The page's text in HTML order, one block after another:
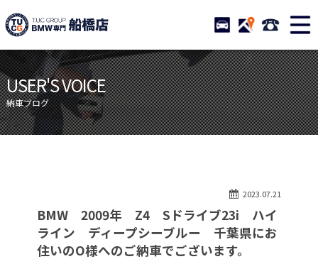
TUCグループ BMW専門 船
STOCK ACCESS 047-
ニュース
在庫リスト
目玉車両一覧
店舗紹介
保証＆サービス
アクセスマップ
自動車保険
TUCとは？
リクルート
納車blog
スタッフblog
USER'S VOICE
納車ブログ
2023.07.21
BMW 2009年 Z4 Sドライブ23i ハイ
ライン ディープシーブルー 千葉県にお
住いのO様へのご納車でございます。